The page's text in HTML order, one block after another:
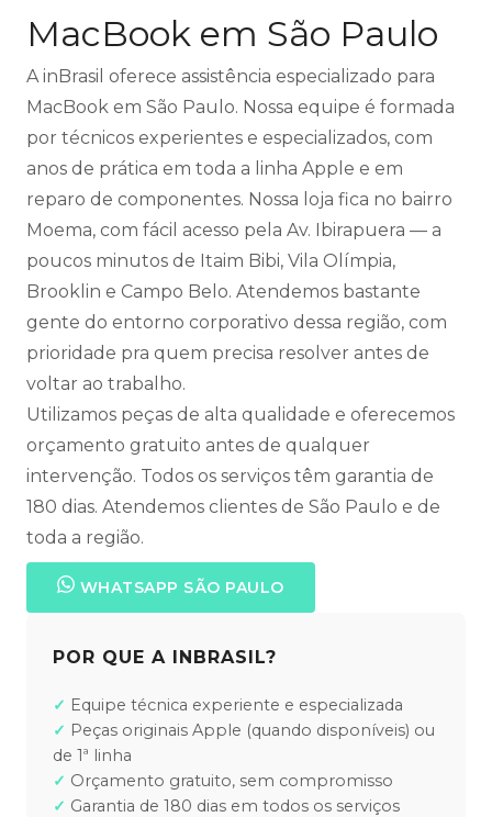
MacBook em São Paulo
A inBrasil oferece assistência especializado para
MacBook em São Paulo. Nossa equipe é formada
por técnicos experientes e especializados, com
anos de prática em toda a linha Apple e em
reparo de componentes. Nossa loja fica no bairro
Moema, com fácil acesso pela Av. Ibirapuera — a
poucos minutos de Itaim Bibi, Vila Olímpia,
Brooklin e Campo Belo. Atendemos bastante
gente do entorno corporativo dessa região, com
prioridade pra quem precisa resolver antes de
voltar ao trabalho.
Utilizamos peças de alta qualidade e oferecemos
orçamento gratuito antes de qualquer
intervenção. Todos os serviços têm garantia de
180 dias. Atendemos clientes de São Paulo e de
toda a região.
WHATSAPP SÃO PAULO
POR QUE A INBRASIL?
Equipe técnica experiente e especializada
Peças originais Apple (quando disponíveis) ou
de 1ª linha
Orçamento gratuito, sem compromisso
Garantia de 180 dias em todos os serviços